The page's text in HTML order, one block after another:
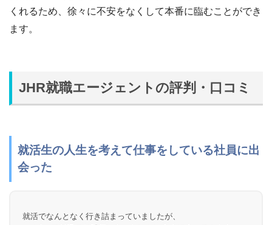
くれるため、徐々に不安をなくして本番に臨むことができ
ます。
JHR就職エージェントの評判・口コミ
就活生の人生を考えて仕事をしている社員に出
会った
就活でなんとなく行き詰まっていましたが、